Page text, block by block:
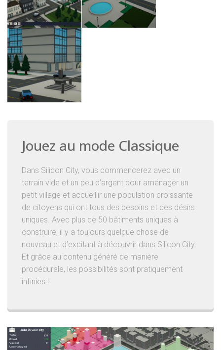
Jouez au mode Classique
Dans Silicon City, vous commencerez avec un
terrain vide et un peu d’argent pour aménager un
petit village et accueillir une population croissante
de citoyens qui ont tous des besoins et des désirs
uniques. Avec plus de 50 bâtiments uniques à
construire, il y a toujours quelque chose de
nouveau et d’excitant à découvrir dans Silicon City.
Et grâce au contenu généré de manière
procédurale, les possibilités sont pratiquement
infinies !